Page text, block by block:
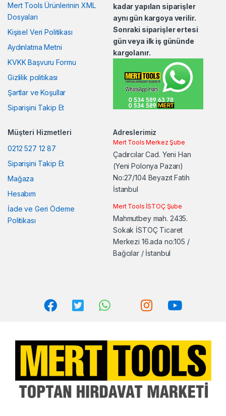
Mert Tools Ürünlerinin XML
Dosyaları
Kişisel Veri Politikası
Aydınlatma Metni
KVKK Başvuru Formu
Gizlilik politikası
Şartlar ve Koşullar
Siparişini Takip Et
kadar yapılan siparişler
aynı gün kargoya verilir.
Sonraki siparişler ertesi
gün veya ilk iş gününde
kargolanır.
Müşteri Hizmetleri
0212 527 12 87
Siparişini Takip Et
Mağaza
Hesabım
İade ve Geri Ödeme
Politikası
Adreslerimiz
Mert Tools Merkez Şube
Çadırcılar Cad. Yeni Han
(Yeni Polonya Pazarı)
No:27/104 Beyazıt Fatih
İstanbul
Mert Tools İSTOÇ Şube
Mahmutbey mah. 2435.
Sokak İSTOÇ Ticaret
Merkezi 16.ada no:105 /
Bağcılar / İstanbul